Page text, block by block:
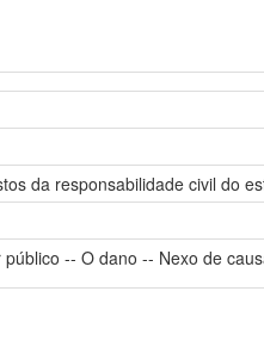
da responsabilidade civil do
-- O dano -- Nexo de